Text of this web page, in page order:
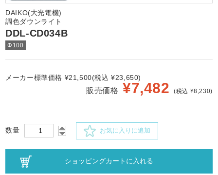
DAIKO(大光電機)
調色ダウンライト
DDL-CD034B
Φ100
メーカー標準価格 ¥21,500(税込 ¥23,650)
販売価格 ¥7,482 (税込 ¥8,230)
数量 お気に入りに追加